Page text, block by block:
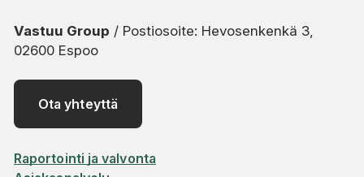
Vastuu Group / Postiosoite: Hevosenkenkä 3,
02600 Espoo
Ota yhteyttä
Raportointi ja valvonta